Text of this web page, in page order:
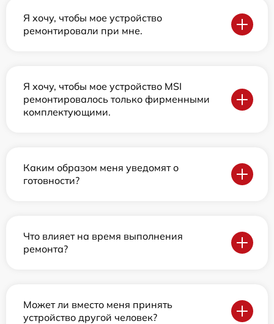
Я хочу, чтобы мое устройство
ремонтировали при мне.
Я хочу, чтобы мое устройство MSI
ремонтировалось только фирменными
комплектующими.
Каким образом меня уведомят о
готовности?
Что влияет на время выполнения
ремонта?
Может ли вместо меня принять
устройство другой человек?